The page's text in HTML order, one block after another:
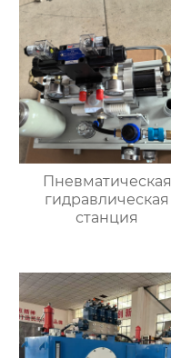
Пневматическая
гидравлическая
станция